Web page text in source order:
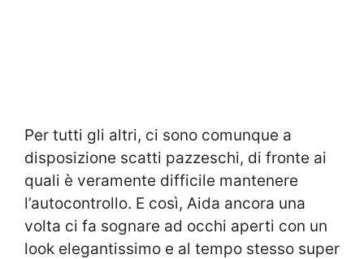
Per tutti gli altri, ci sono comunque a
disposizione scatti pazzeschi, di fronte ai
quali è veramente difficile mantenere
l’autocontrollo. E così, Aida ancora una
volta ci fa sognare ad occhi aperti con un
look elegantissimo e al tempo stesso super